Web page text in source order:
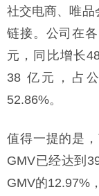
社交电商、唯品
链接。公司在
元，同比增长
38 亿元，占
52.86%。
值得一提的是
GMV已经达到
GMV的12.97%